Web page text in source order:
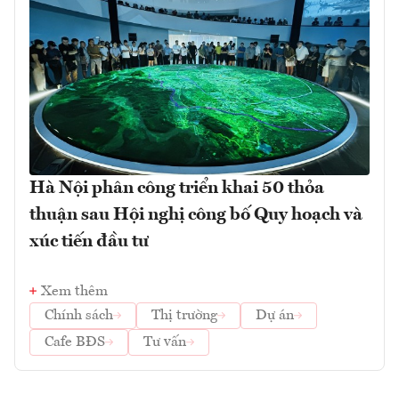
Hà Nội phân công triển khai 50 thỏa
thuận sau Hội nghị công bố Quy hoạch và
xúc tiến đầu tư
Xem thêm
Chính sách
Thị trường
Dự án
Cafe BĐS
Tư vấn